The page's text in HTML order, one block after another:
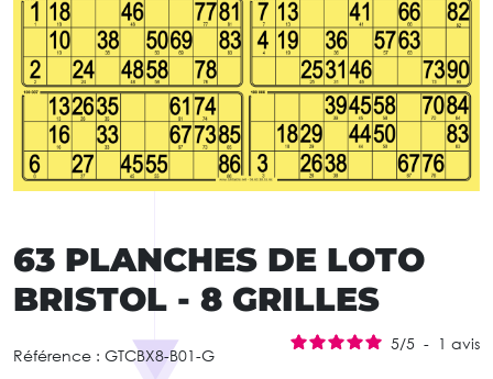
63 PLANCHES DE LOTO
BRISTOL - 8 GRILLES
Référence : GTCBX8-B01-G
5/5 - 1 avis